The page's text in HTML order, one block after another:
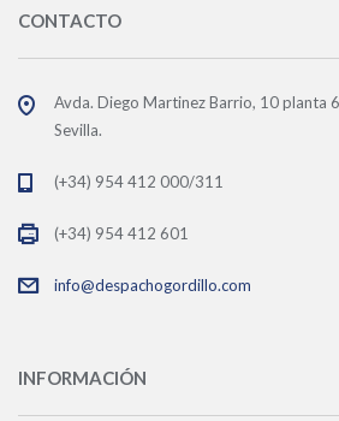
CONTACTO
Avda. Diego Martinez Barrio, 10 planta
Sevilla.
(+34) 954 412 000/311
(+34) 954 412 601
info@despachogordillo.com
INFORMACIÓN